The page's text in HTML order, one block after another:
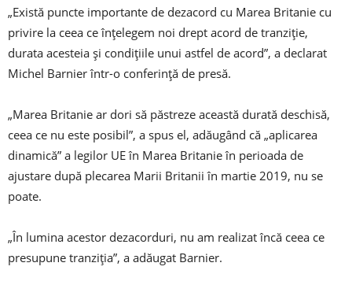
„Există puncte importante de dezacord cu Marea Britanie cu
privire la ceea ce înțelegem noi drept acord de tranziție,
durata acesteia și condițiile unui astfel de acord”, a declarat
Michel Barnier într-o conferință de presă.
„Marea Britanie ar dori să păstreze această durată deschisă,
ceea ce nu este posibil”, a spus el, adăugând că „aplicarea
dinamică” a legilor UE în Marea Britanie în perioada de
ajustare după plecarea Marii Britanii în martie 2019, nu se
poate.
„În lumina acestor dezacorduri, nu am realizat încă ceea ce
presupune tranziția”, a adăugat Barnier.